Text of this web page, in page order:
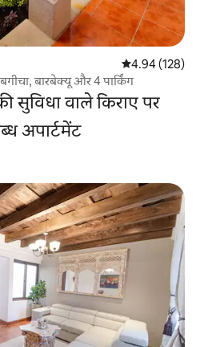
औसत रेटिंग 5 में से
4.94 (128)
बारबेक्यू और 4 पार्किंग
सुविधा वाले किराए पर
अपार्टमेंट